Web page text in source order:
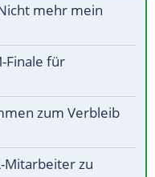
mehr mein
Finale für
zum Verbleib
Mitarbeiter zu